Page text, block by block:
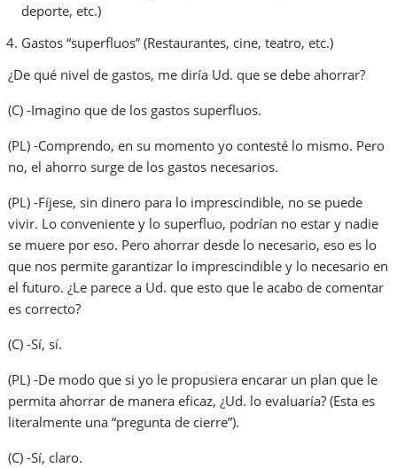
deporte, etc.)
Gastos “superfluos” (Restaurantes, cine, teatro, etc.)
¿De qué nivel de gastos, me diría Ud. que se debe ahorrar?
(C) -Imagino que de los gastos superfluos.
(PL) -Comprendo, en su momento yo contesté lo mismo. Pero
no, el ahorro surge de los gastos necesarios.
(PL) -Fíjese, sin dinero para lo imprescindible, no se puede
vivir. Lo conveniente y lo superfluo, podrían no estar y nadie
se muere por eso. Pero ahorrar desde lo necesario, eso es lo
que nos permite garantizar lo imprescindible y lo necesario en
el futuro. ¿Le parece a Ud. que esto que le acabo de comentar
es correcto?
(C) -Sí, sí.
(PL) -De modo que si yo le propusiera encarar un plan que le
permita ahorrar de manera eficaz, ¿Ud. lo evaluaría? (Esta es
literalmente una “pregunta de cierre”).
(C) -Sí, claro.